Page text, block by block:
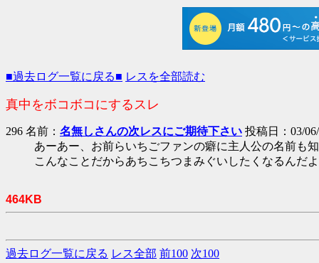
■過去ログ一覧に戻る■ レスを全部読む
真中をボコボコにするスレ
296 名前： 名無しさんの次レスにご期待下さい 投稿日：03/
あーあー、お前らいちごファンの癖に主人公の名前も
こんなことだからあちこちつまみぐいしたくなるんだ
464KB
過去ログ一覧に戻る レス全部 前100 次100